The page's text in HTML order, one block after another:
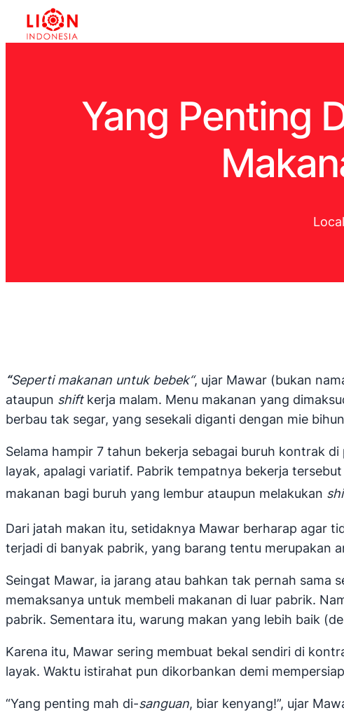
Yang Penting
“Seperti makanan untuk bebek“, ujar Mawar (bukan
ataupun shift kerja malam. Menu makanan yang
berbau tak segar, yang sesekali diganti dengan mie
Selama hampir 7 tahun bekerja sebagai buruh kontrak
layak, apalagi variatif. Pabrik tempatnya bekerja
makanan bagi buruh yang lembur ataupun melakukan
Dari jatah makan itu, setidaknya Mawar berharap agar
terjadi di banyak pabrik, yang barang tentu merupakan
Seingat Mawar, ia jarang atau bahkan tak pernah sama
memaksanya untuk membeli makanan di luar pabrik.
pabrik. Sementara itu, warung makan yang lebih baik
Karena itu, Mawar sering membuat bekal sendiri di
layak. Waktu istirahat pun dikorbankan demi
“Yang penting mah di-sanguan, biar kenyang!”, ujar